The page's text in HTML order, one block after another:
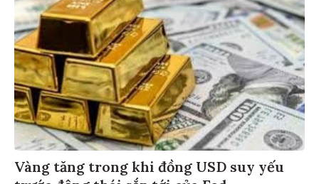
Vàng tăng trong khi đồng USD suy yếu